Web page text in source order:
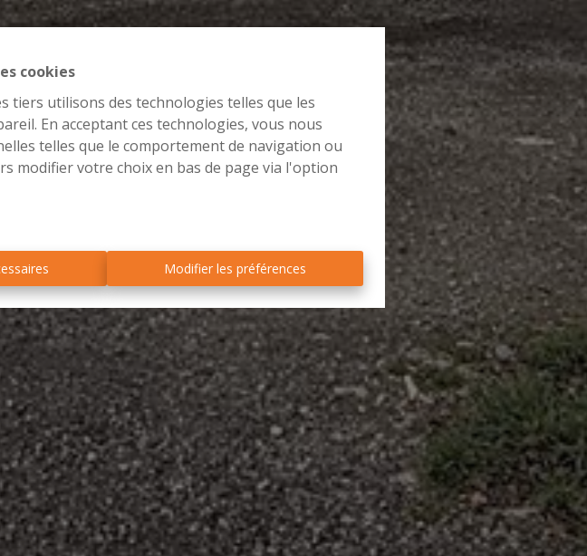
cookies
tiers utilisons des technologies telles que les
En acceptant ces technologies, vous nous
telles que le comportement de navigation ou
modifier votre choix en bas de page via l'option
Modifier les préférences